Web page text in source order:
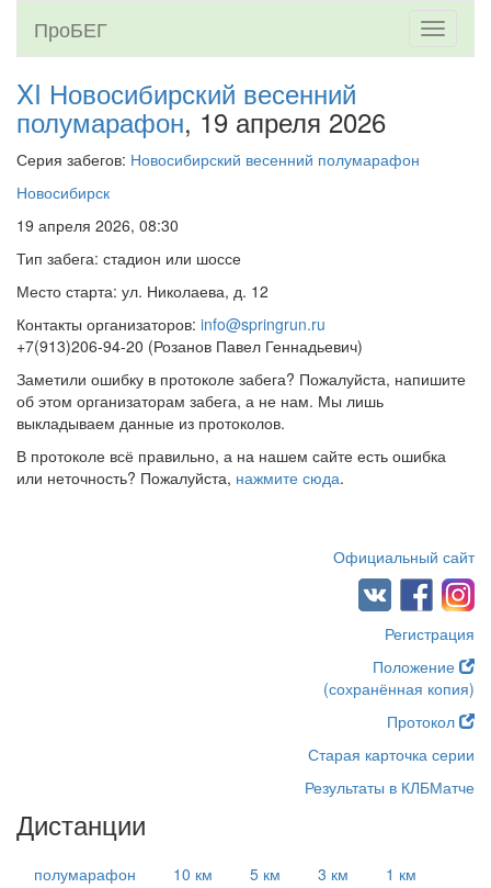
Toggle
ПроБЕГ
XI Новосибирский весенний
полумарафон, 19 апреля 2026
Серия забегов: Новосибирский весенний полумарафон
Новосибирск
19 апреля 2026, 08:30
Тип забега: стадион или шоссе
Место старта: ул. Николаева, д. 12
Контакты организаторов: info@springrun.ru
+7(913)206-94-20 (Розанов Павел Геннадьевич)
Заметили ошибку в протоколе забега? Пожалуйста, напишите
об этом организаторам забега, а не нам. Мы лишь
выкладываем данные из протоколов.
В протоколе всё правильно, а на нашем сайте есть ошибка
или неточность? Пожалуйста, нажмите сюда.
Официальный сайт
Регистрация
Положение
(сохранённая копия)
Протокол
Старая карточка серии
Результаты в КЛБМатче
Дистанции
полумарафон 10 км 5 км 3 км 1 км